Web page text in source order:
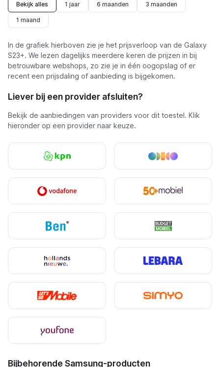
Bekijk alles 1 jaar 6 maanden 3 maanden
1 maand
In de grafiek hierboven zie je het prijsverloop van de Galaxy
S23+. We lezen dagelijks meerdere keren de prijzen in bij
betrouwbare webshops, zo zie je in één oogopslag of er
recent een prijsdaling of aanbieding is bijgekomen.
Liever bij een provider afsluiten?
Bekijk de aanbiedingen van providers voor dit toestel. Klik
hieronder op een provider naar keuze.
Bijbehorende Samsung-producten